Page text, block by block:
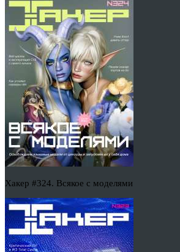
Хакер #324. Всякое с моделями